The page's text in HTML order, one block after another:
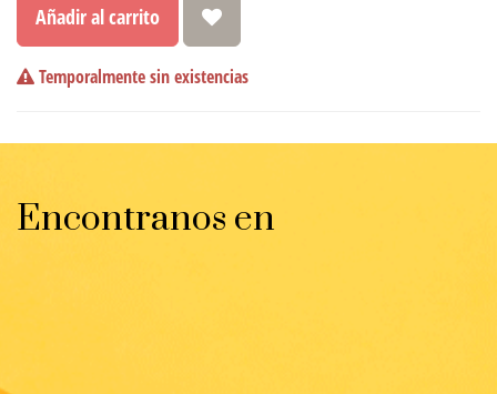
Añadir al carrito
Temporalmente sin existencias
Encontranos en